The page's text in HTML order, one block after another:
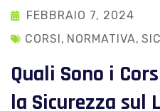
FEBBRAIO 7, 2024
CORSI, NORMATIVA,
Quali Sono i
la Sicurezza sul